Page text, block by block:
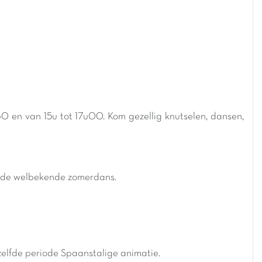
van 15u tot 17u00. Kom gezellig knutselen, dansen,
welbekende zomerdans.
periode Spaanstalige animatie.